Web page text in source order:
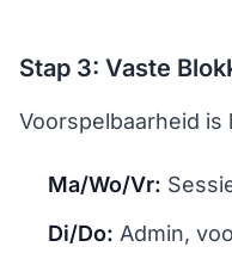
Stap 3: Vaste
Voorspelbaarheid is
Ma/Wo/Vr:
Di/Do: Admin,